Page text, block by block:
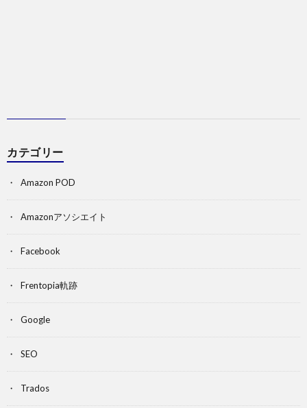
カテゴリー
Amazon POD
Amazonアソシエイト
Facebook
Frentopia軌跡
Google
SEO
Trados